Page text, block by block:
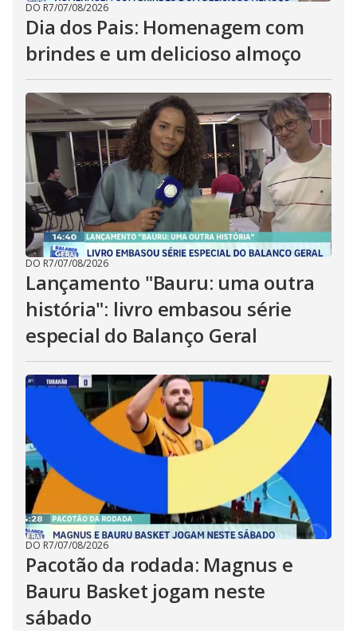
DO R7/07/08/2026
Dia dos Pais: Homenagem com
brindes e um delicioso almoço
DO R7/07/08/2026
Lançamento "Bauru: uma outra
história": livro embasou série
especial do Balanço Geral
DO R7/07/08/2026
Pacotão da rodada: Magnus e
Bauru Basket jogam neste
sábado